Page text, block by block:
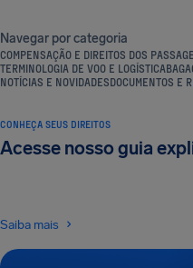
Navegar por categoria
COMPENSAÇÃO E DIREITOS DOS
TERMINOLOGIA DE VOO E LOGÍSTICA
NOTÍCIAS E NOVIDADESDOCUMENTOS E
CONHEÇA SEUS DIREITOS
Acesse nosso guia
Saiba mais